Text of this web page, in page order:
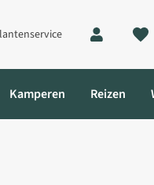
Kamperen Reizen